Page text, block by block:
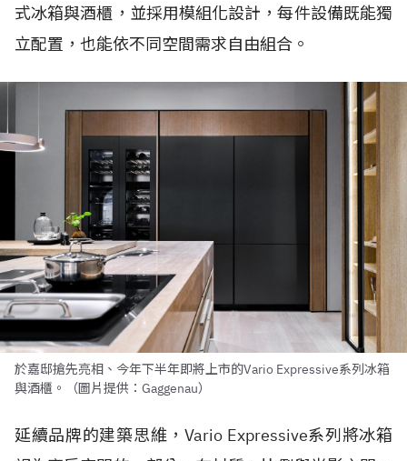
式冰箱與酒櫃，並採用模組化設計，每件設備既能獨
立配置，也能依不同空間需求自由組合。
於嘉邸搶先亮相、今年下半年即將上市的Vario Expressive系列冰箱
與酒櫃。（圖片提供：Gaggenau）
延續品牌的建築思維，Vario Expressive系列將冰箱